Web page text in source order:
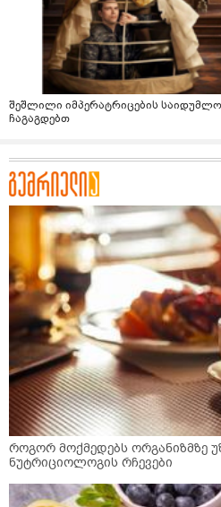
შეშლილი იმპერატრიცების
ჩაგაგდებთ
როგორ მოქმედებს ორგანიზმზე
ნუტრიციოლოგის რჩევები